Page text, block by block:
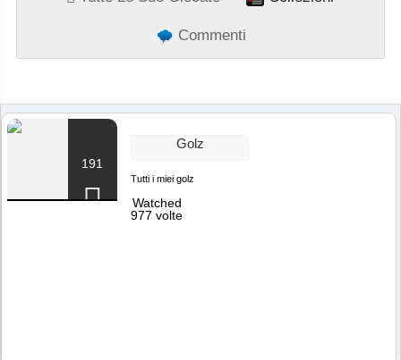
Commenti
191
Golz
Tutti i miei golz
Watched
977 volte